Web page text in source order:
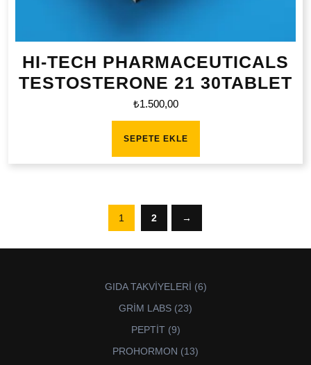
HI-TECH PHARMACEUTICALS
TESTOSTERONE 21 30TABLET
₺1.500,00
SEPETE EKLE
1 2 →
GIDA TAKVİYELERİ 66
GRİM LABS 2323
PEPTİT 99
PROHORMON 1313